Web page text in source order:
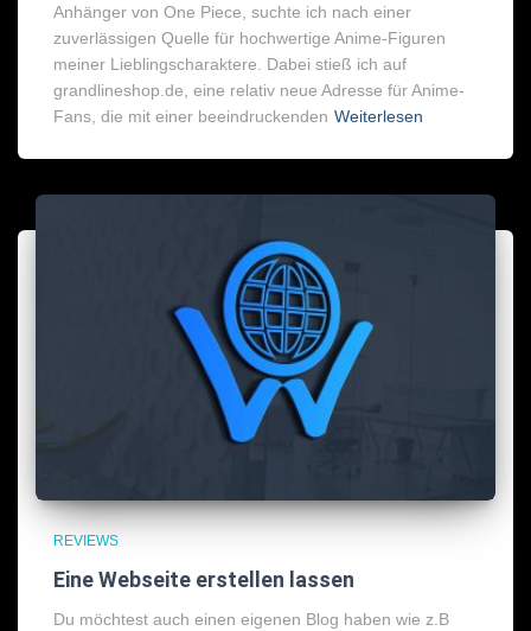
Anhänger von One Piece, suchte ich nach einer
zuverlässigen Quelle für hochwertige Anime-Figuren
meiner Lieblingscharaktere. Dabei stieß ich auf
grandlineshop.de, eine relativ neue Adresse für Anime-
Fans, die mit einer beeindruckenden Weiterlesen
REVIEWS
Eine Webseite erstellen lassen
Du möchtest auch einen eigenen Blog haben wie z.B